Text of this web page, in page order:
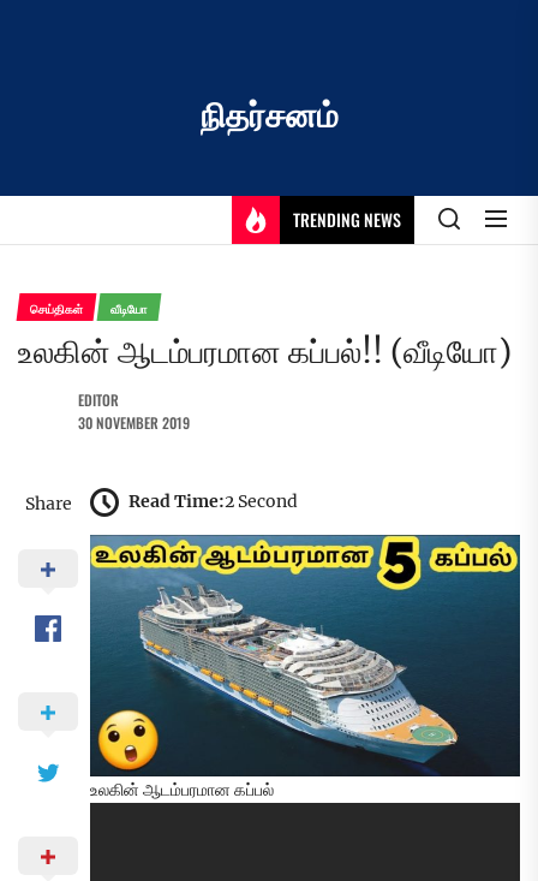
நிதர்சனம்
TRENDING NEWS
செய்திகள் வீடியோ
உலகின் ஆடம்பரமான கப்பல்!! (வீடியோ)
EDITOR
30 NOVEMBER 2019
Share Read Time:2 Second
உலகின் ஆடம்பரமான கப்பல்